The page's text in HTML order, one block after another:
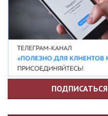
ПОДПИСАТЬСЯ